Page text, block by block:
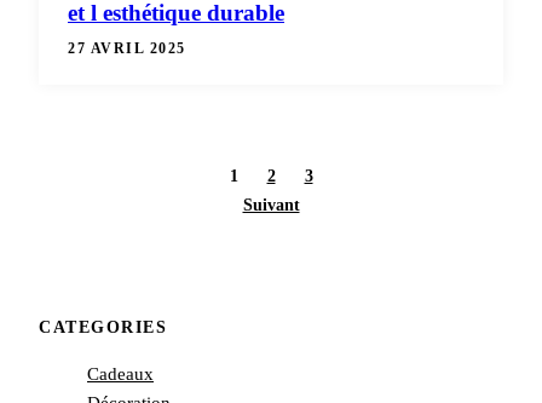
et l esthétique durable
27 AVRIL 2025
1 2
3
Suivant
CATEGORIES
Cadeaux